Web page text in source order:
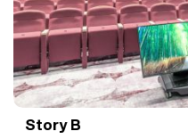
Story B